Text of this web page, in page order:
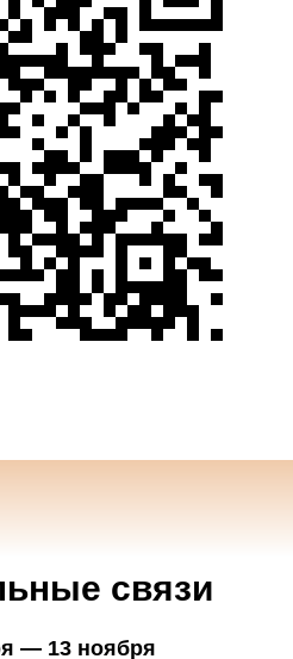
связи
— 13 ноября